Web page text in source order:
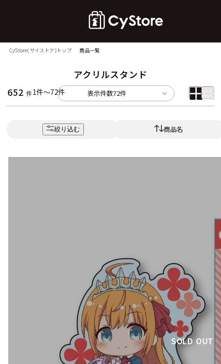
CyStore(サイストア)トップ 商品一覧
アクリルスタンド
652 件1件～72件 表示件数72件
絞り込む 商品名
SOLD OUT